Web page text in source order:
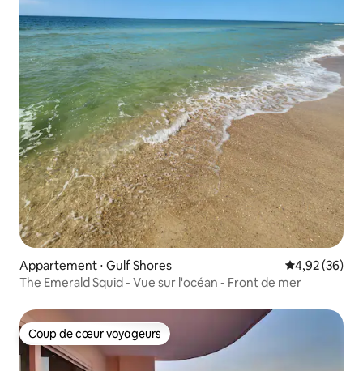
Appartement ⋅ Gulf Shores Évaluation
4,92 (36)
The Emerald Squid - Vue sur l'océan - Front de mer
Coup de cœur voyageurs
Coup de cœur voyageurs